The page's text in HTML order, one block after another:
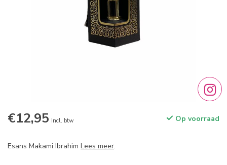
€12,95 Incl. btw Op voorraad
Esans Makami Ibrahim Lees meer.